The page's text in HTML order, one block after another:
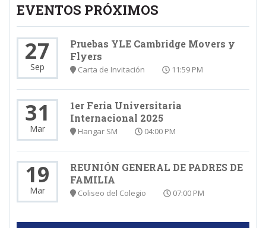
EVENTOS PRÓXIMOS
27
Sep
Pruebas YLE Cambridge Movers y
Flyers
Carta de Invitación 11:59 PM
31
Mar
1er Feria Universitaria
Internacional 2025
Hangar SM 04:00 PM
19
Mar
REUNIÓN GENERAL DE PADRES DE
FAMILIA
Coliseo del Colegio 07:00 PM